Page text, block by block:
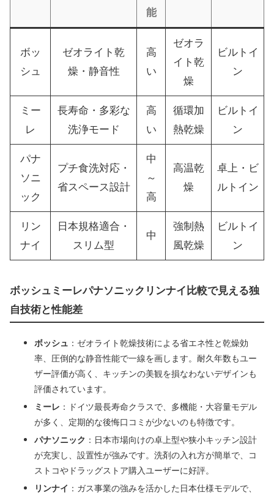
能
ボッ
シュ
ゼオライト乾
燥・静音性
高
い
ゼオラ
イト乾
燥
ビルトイ
ン
ミー
レ
長寿命・多彩な
洗浄モード
高
い
循環加
熱乾燥
ビルトイ
ン
パナ
ソニ
ック
プチ食洗対応・
省スペース設計
中
～
高
高温乾
燥
卓上・ビ
ルトイン
リン
ナイ
日本規格適合・
スリム型
中
強制熱
風乾燥
ビルトイ
ン
ボッシュミーレパナソニックリンナイ比較で見える独
自技術と性能差
ボッシュ ：ゼオライト乾燥技術による省エネ性と乾燥効
率、圧倒的な静音性能で一線を画します。耐久年数もユー
ザー評価が高く、キッチンの美観を損なわないデザインも
評価されています。
ミーレ ：ドイツ最長寿命クラスで、多機能・大容量モデル
が多く、定期的な後悔口コミが少ないのも特徴です。
パナソニック ：日本市場向けの卓上型や狭小キッチン設計
が充実し、設置性が強みです。洗剤の入れ方が簡単で、コ
ストコやドラッグストア購入ユーザーに好評。
リンナイ ：ガス事業の強みを活かした日本仕様モデルで、